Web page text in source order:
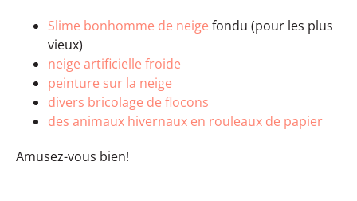
Slime bonhomme de neige fondu (pour les plus
vieux)
neige artificielle froide
peinture sur la neige
divers bricolage de flocons
des animaux hivernaux en rouleaux de papier
Amusez-vous bien!